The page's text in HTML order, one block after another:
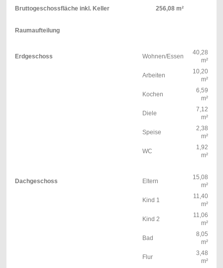
Bruttogeschossfläche inkl. Keller 256,08 m²
Raumaufteilung
Erdgeschoss Wohnen/Essen
40,28
m²
Arbeiten
10,20
m²
Kochen
6,59
m²
Diele
7,12
m²
Speise
2,38
m²
WC
1,92
m²
Dachgeschoss Eltern
15,08
m²
Kind 1
11,40
m²
Kind 2
11,06
m²
Bad
8,05
m²
Flur
3,48
m²